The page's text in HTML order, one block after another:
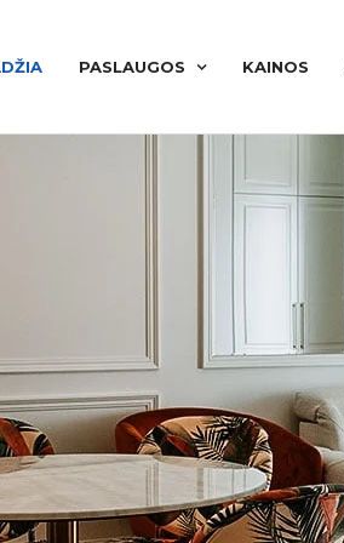
PASLAUGOS KAINOS